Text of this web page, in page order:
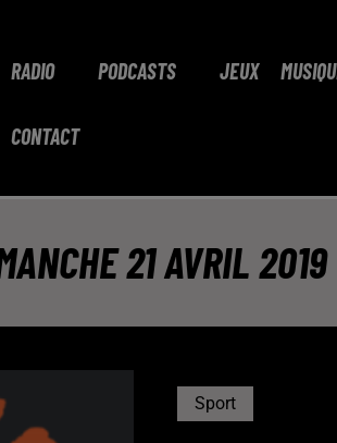
RADIO PODCASTS JEUX
CONTACT
21 AVRIL 2019
Sport